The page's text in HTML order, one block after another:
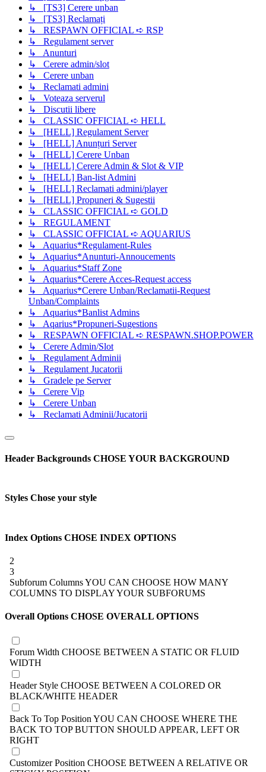
↳ [TS3] Cerere unban
↳ [TS3] Reclamați
↳ RESPAWN OFFICIAL ➪ RSP
↳ Regulament server
↳ Anunturi
↳ Cerere admin/slot
↳ Cerere unban
↳ Reclamati admini
↳ Voteaza serverul
↳ Discutii libere
↳ CLASSIC OFFICIAL ➪ HELL
↳ [HELL] Regulament Server
↳ [HELL] Anunțuri Server
↳ [HELL] Cerere Unban
↳ [HELL] Cerere Admin & Slot & VIP
↳ [HELL] Ban-list Admini
↳ [HELL] Reclamati admini/player
↳ [HELL] Propuneri & Sugestii
↳ CLASSIC OFFICIAL ➪ GOLD
↳ REGULAMENT
↳ CLASSIC OFFICIAL ➪ AQUARIUS
↳ Aquarius*Regulament-Rules
↳ Aquarius*Anunturi-Annoucements
↳ Aquarius*Staff Zone
↳ Aquarius*Cerere Acces-Request access
↳ Aquarius*Cerere Unban/Reclamatii-Request
Unban/Complaints
↳ Aquarius*Banlist Admins
↳ Aqarius*Propuneri-Sugestions
↳ RESPAWN OFFICIAL ➪ RESPAWN.SHOP.POWER
↳ Cerere Admin/Slot
↳ Regulament Adminii
↳ Regulament Jucatorii
↳ Gradele pe Server
↳ Cerere Vip
↳ Cerere Unban
↳ Reclamati Adminii/Jucatorii
Header Backgrounds CHOSE YOUR BACKGROUND
Styles Chose your style
Index Options CHOSE INDEX OPTIONS
2
3
Subforum ColumnsYOU CAN CHOOSE HOW MANY
COLUMNS TO DISPLAY YOUR SUBFORUMS
Overall Options CHOSE OVERALL OPTIONS
Forum Width CHOOSE BETWEEN A STATIC OR FLUID
WIDTH
Header Style CHOOSE BETWEEN A COLORED OR
BLACK/WHITE HEADER
Back To Top Position YOU CAN CHOOSE WHERE THE
BACK TO TOP BUTTON SHOULD APPEAR, LEFT OR
RIGHT
Customizer Position CHOOSE BETWEEN A RELATIVE OR